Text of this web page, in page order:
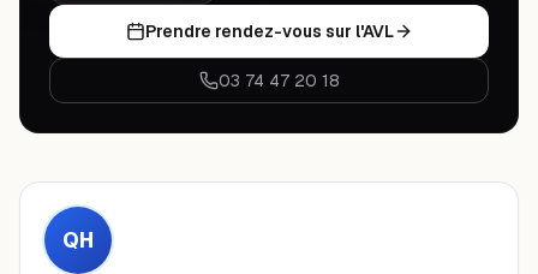
Prendre rendez-vous sur l'AVL
03 74 47 20 18
QH